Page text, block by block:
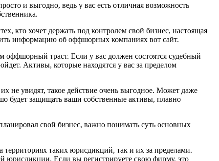
и выгодно, ведь у вас есть отличная возможность
кто хочет держать под контролем свой бизнес, настоящая
информацию об оффшорных компаниях вот сайт.
траст. Если у вас должен состоятся судебный
Активы, которые находятся у вас за пределом
не увидят, такое действие очень выгодное. Может даже
будет защищать ваши собственные активы, плавно
свой бизнес, важно понимать суть основных
таких юрисдикций, так и их за пределами.
юрисдикции. Если вы регистрируете свою фирму, это